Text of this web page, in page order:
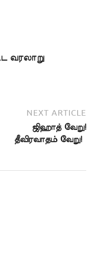
வரலாறு
NEXT ARTICLE
ஜிஹாத் வேறு!
தீவிரவாதம் வேறு!